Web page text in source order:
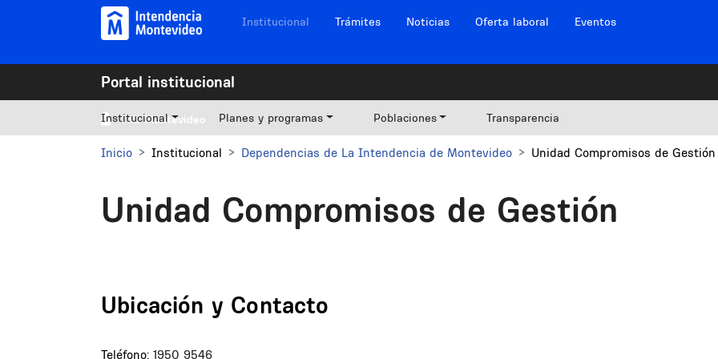
Pasar al contenido principal Navegación sitios
Institucional Trámites Noticias Oferta laboral Eventos
Portal institucional
Mi Montevideo
Institucional Planes y programas Poblaciones Transparencia
Inicio Institucional Dependencias de La Intendencia de Montevideo Unidad Compromisos de Gestión
Unidad Compromisos de Gestión
Ubicación y Contacto
Teléfono: 1950 9546